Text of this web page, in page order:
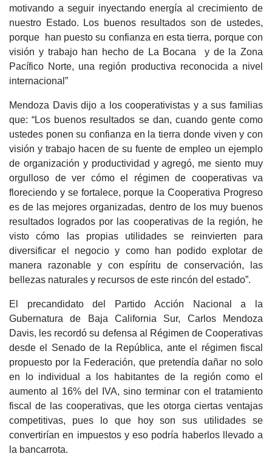
motivando a seguir inyectando energía al crecimiento de
nuestro Estado. Los buenos resultados son de ustedes,
porque han puesto su confianza en esta tierra, porque con
visión y trabajo han hecho de La Bocana y de la Zona
Pacífico Norte, una región productiva reconocida a nivel
internacional”
Mendoza Davis dijo a los cooperativistas y a sus familias
que: “Los buenos resultados se dan, cuando gente como
ustedes ponen su confianza en la tierra donde viven y con
visión y trabajo hacen de su fuente de empleo un ejemplo
de organización y productividad y agregó, me siento muy
orgulloso de ver cómo el régimen de cooperativas va
floreciendo y se fortalece, porque la Cooperativa Progreso
es de las mejores organizadas, dentro de los muy buenos
resultados logrados por las cooperativas de la región, he
visto cómo las propias utilidades se reinvierten para
diversificar el negocio y como han podido explotar de
manera razonable y con espíritu de conservación, las
bellezas naturales y recursos de este rincón del estado”.
El precandidato del Partido Acción Nacional a la
Gubernatura de Baja California Sur, Carlos Mendoza
Davis, les recordó su defensa al Régimen de Cooperativas
desde el Senado de la República, ante el régimen fiscal
propuesto por la Federación, que pretendía dañar no solo
en lo individual a los habitantes de la región como el
aumento al 16% del IVA, sino terminar con el tratamiento
fiscal de las cooperativas, que les otorga ciertas ventajas
competitivas, pues lo que hoy son sus utilidades se
convertirían en impuestos y eso podría haberlos llevado a
la bancarrota.